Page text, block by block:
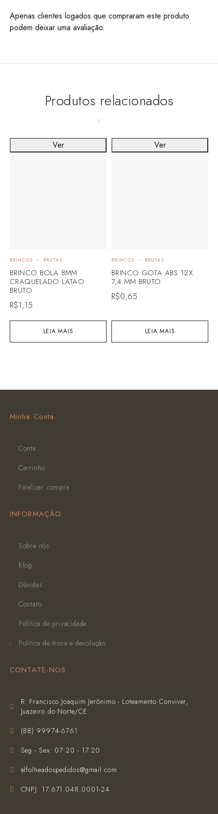
Apenas clientes logados que compraram este produto
podem deixar uma avaliação.
Produtos relacionados
LEIA MAIS
BRINCOS BRUTAS
BRINCO BOLA 8MM
CRAQUELADO LATAO
BRUTO
R$1,15
Ver
LEIA MAIS
BRINCOS BRUTAS
BRINCO GOTA ABS 12X
7,4 MM BRUTO
R$0,65
Ver
Minha Conta
Conta
Carrinho
Finalizar compra
INFORMAÇÃO
Sobre nós
Blog
Dúvidas
Contato
Política de privacidade
Política de troca e devolução
CONTATE-NOS
R. Francisco Joaquim Jerônimo - Loteamento Conviver,
Juazeiro do Norte/CE
(‪88) 99974-6761‬
Seg - Sex: 07:20 - 17:20
alfolheadospedidos@gmail.com
CNPJ: 17.671.048.0001-24